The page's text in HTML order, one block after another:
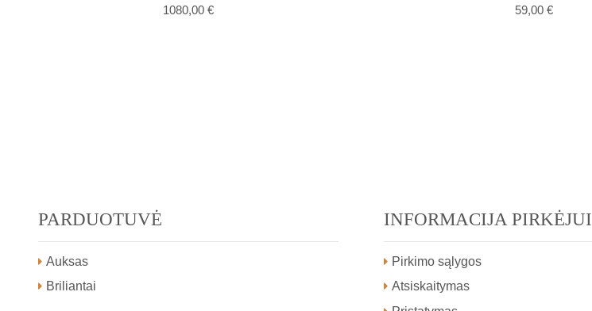
1080,00 € 59,00 €
PARDUOTUVĖ
Auksas
Briliantai
INFORMACIJA PIRKĖJUI
Pirkimo sąlygos
Atsiskaitymas